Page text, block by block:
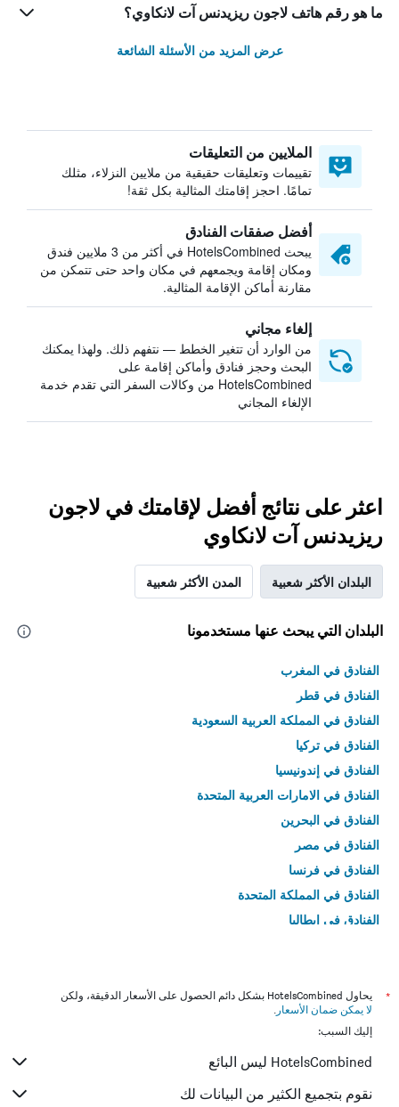
ما هو رقم هاتف لاجون ريزيدنس آت لانكاوي؟
عرض المزيد من الأسئلة الشائعة
الملايين من التعليقات
تقييمات وتعليقات حقيقية من ملايين النزلاء، مثلك
تمامًا. احجز إقامتك المثالية بكل ثقة!
أفضل صفقات الفنادق
يبحث HotelsCombined في أكثر من 3 ملايين فندق
ومكان إقامة ويجمعهم في مكان واحد حتى تتمكن من
مقارنة أماكن الإقامة المثالية.
إلغاء مجاني
من الوارد أن تتغير الخطط — نتفهم ذلك. ولهذا يمكنك
البحث وحجز فنادق وأماكن إقامة على
HotelsCombined من وكالات السفر التي تقدم خدمة
الإلغاء المجاني
اعثر على نتائج أفضل لإقامتك في لاجون
ريزيدنس آت لانكاوي
البلدان الأكثر شعبية المدن الأكثر شعبية
البلدان التي يبحث عنها مستخدمونا
الفنادق في المغرب
الفنادق في قطر
الفنادق في المملكة العربية السعودية
الفنادق في تركيا
الفنادق في إندونيسيا
الفنادق في الامارات العربية المتحدة
الفنادق في البحرين
الفنادق في مصر
الفنادق في فرنسا
الفنادق في المملكة المتحدة
الفنادق في إيطاليا
*
يحاول HotelsCombined بشكل دائم الحصول على الأسعار الدقيقة، ولكن
لا يمكن ضمان الأسعار .
إليك السبب:
HotelsCombined ليس البائع
نقوم بتجميع الكثير من البيانات لك